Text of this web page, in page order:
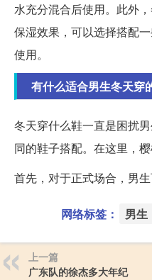
水充分混合后使用。此外
保湿效果，可以选择搭配
使用。
有什么适合男生冬天穿
冬天穿什么鞋一直是困扰
同的鞋子搭配。在这里，
首先，对于正式场合，男
网络标签： 男生
上一篇
广东队的徐杰多大年纪